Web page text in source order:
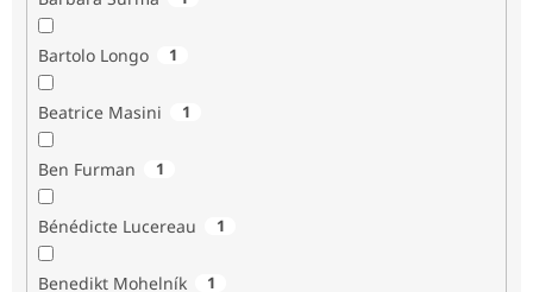
Bartolo Longo 1
Beatrice Masini 1
Ben Furman 1
Bénédicte Lucereau 1
Benedikt Mohelník 1